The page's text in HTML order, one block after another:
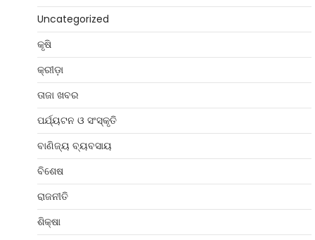
Uncategorized
କୃଷି
କ୍ରୀଡ଼ା
ତାଜା ଖବର
ପର୍ଯ୍ୟଟନ ଓ ସଂସ୍କୃତି
ବାଣିଜ୍ୟ ବ୍ୟବସାୟ
ବିଶେଷ
ରାଜନୀତି
ଶିକ୍ଷା